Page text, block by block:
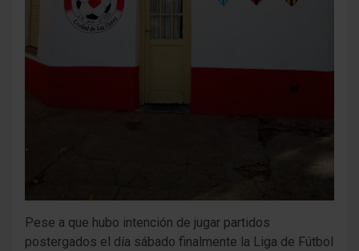
Pese a que hubo intención de jugar partidos
postergados el día sábado finalmente la Liga de Fútbol